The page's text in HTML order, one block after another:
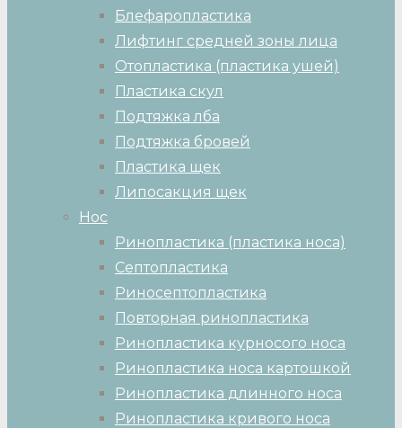
Блефаропластика
Лифтинг средней зоны лица
Отопластика (пластика ушей)
Пластика скул
Подтяжка лба
Подтяжка бровей
Пластика щек
Липосакция щек
Нос
Ринопластика (пластика носа)
Септопластика
Риносептопластика
Повторная ринопластика
Ринопластика курносого носа
Ринопластика носа картошкой
Ринопластика длинного носа
Ринопластика кривого носа